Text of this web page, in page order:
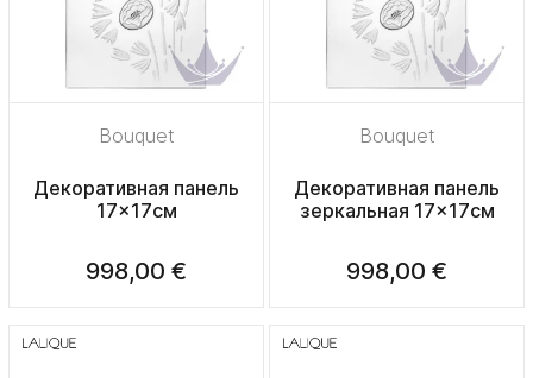
Bouquet
Декоративная панель
17x17см
998,00 €
Bouquet
Декоративная панель
зеркальная 17x17см
998,00 €